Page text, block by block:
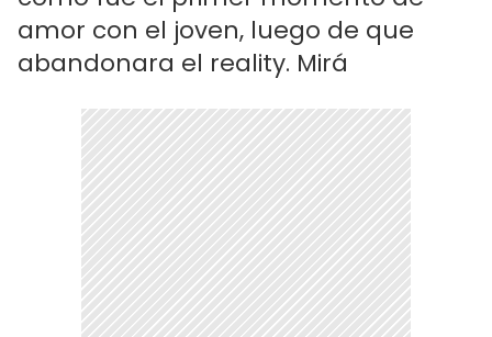
amor con el joven, luego de que
abandonara el reality. Mirá